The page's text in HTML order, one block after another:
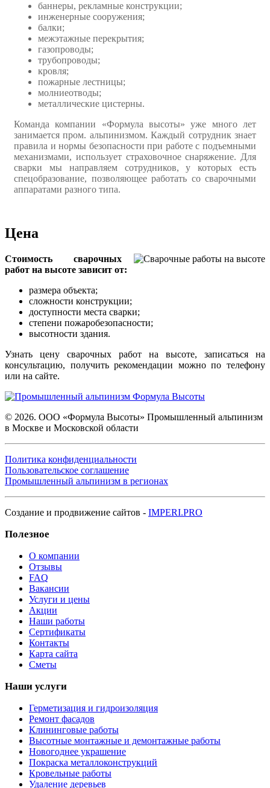
баннеры, рекламные конструкции;
инженерные сооружения;
балки;
межэтажные перекрытия;
газопроводы;
трубопроводы;
кровля;
пожарные лестницы;
молниеотводы;
металлические цистерны.
Команда компании «Формула высоты» уже много лет
занимается пром. альпинизмом. Каждый сотрудник знает
правила и нормы безопасности при работе с подъемными
механизмами, использует страховочное снаряжение. Для
сварки мы направляем сотрудников, у которых есть
спецобразование, позволяющее работать со сварочными
аппаратами разного типа.
Цена
Стоимость сварочных
работ на высоте зависит от:
размера объекта;
сложности конструкции;
доступности места сварки;
степени пожаробезопасности;
высотности здания.
Узнать цену сварочных работ на высоте, записаться на
консультацию, получить рекомендации можно по телефону
или на сайте.
© 2026. ООО «Формула Высоты» Промышленный альпинизм
в Москве и Московской области
Политика конфиденциальности
Пользовательское соглашение
Промышленный альпинизм в регионах
Создание и продвижение сайтов - IMPERI.PRO
Полезное
О компании
Отзывы
FAQ
Вакансии
Услуги и цены
Акции
Наши работы
Сертификаты
Контакты
Карта сайта
Сметы
Наши услуги
Герметизация и гидроизоляция
Ремонт фасадов
Клининговые работы
Высотные монтажные и демонтажные работы
Новогоднее украшение
Покраска металлоконструкций
Кровельные работы
Удаление деревьев